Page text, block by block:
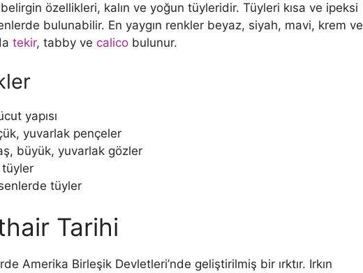
özellikleri, kalın ve yoğun tüyleridir. Tüyleri kısa ve ipeksi
bulunabilir. En yaygın renkler beyaz, siyah, mavi, krem ve
tekir, tabby ve calico bulunur.
yapısı
yuvarlak pençeler
büyük, yuvarlak gözler
tüyler
tüyler
Tarihi
Amerika Birleşik Devletleri’nde geliştirilmiş bir ırktır. Irkın